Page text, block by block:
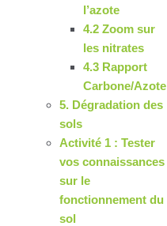
l’azote
4.2 Zoom sur
les nitrates
4.3 Rapport
Carbone/Azote
5. Dégradation des
sols
Activité 1 : Tester
vos connaissances
sur le
fonctionnement du
sol